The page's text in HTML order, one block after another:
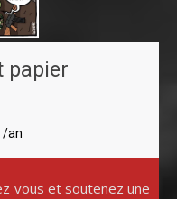
papier
/an
vous et soutenez une